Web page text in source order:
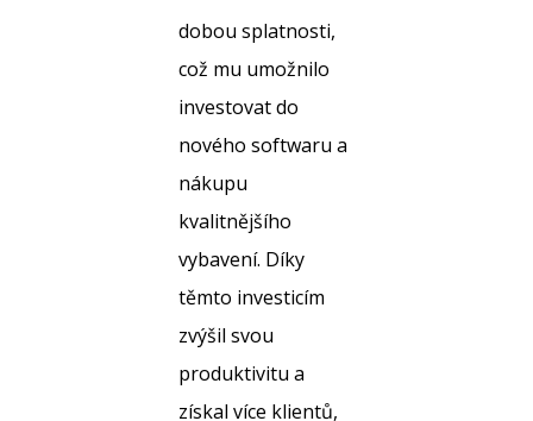
dobou splatnosti,
což mu umožnilo
investovat do
nového softwaru a
nákupu
kvalitnějšího
vybavení. Díky
těmto investicím
zvýšil svou
produktivitu a
získal více klientů,